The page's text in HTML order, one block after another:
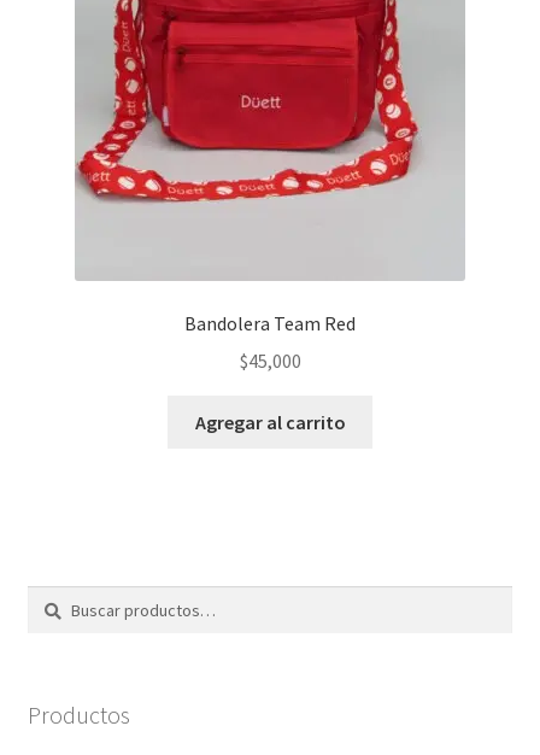
Bandolera Team Red
$45,000
Agregar al carrito
Buscar
Buscar
Productos